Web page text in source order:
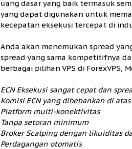
uang dasar yang baik termasuk
yang dapat digunakan untuk
kecepatan eksekusi tercepat di
Anda akan menemukan spread
spread yang sama kompetitifnya
berbagai pilihan VPS di ForexVPS,
ECN Eksekusi sangat cepat dan
Komisi ECN yang dibebankan di
Platform multi-konektivitas
Tanpa setoran minimum
Broker Scalping dengan likuiditas
Perdagangan otomatis